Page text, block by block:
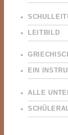
LEITBILD
EIN
ALLE